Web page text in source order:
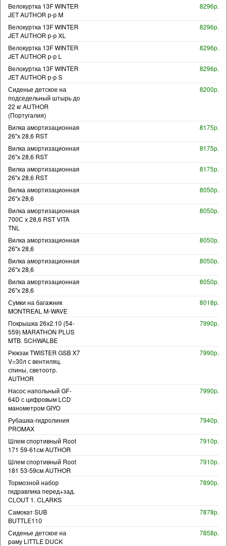
Велокуртка 13F WINTER
JET AUTHOR р-р M
8296р.
Велокуртка 13F WINTER
JET AUTHOR р-р XL
8296р.
Велокуртка 13F WINTER
JET AUTHOR р-р L
8296р.
Велокуртка 13F WINTER
JET AUTHOR р-р S
8296р.
Сиденье детское на
подседельный штырь до
22 кг AUTHOR
(Португалия)
8200р.
Вилка амортизационная
26"х 28,6 RST
8175р.
Вилка амортизационная
26"х 28,6 RST
8175р.
Вилка амортизационная
26"х 28,6 RST
8175р.
Вилка амортизационная
26"х 28,6
8050р.
Вилка амортизационная
700С х 28,6 RST VITA
TNL
8050р.
Вилка амортизационная
26"х 28,6
8050р.
Вилка амортизационная
26"х 28,6
8050р.
Вилка амортизационная
26"х 28,6
8050р.
Сумки на багажник
MONTREAL M-WAVE
8018р.
Покрышка 26x2.10 (54-
559) MARATHON PLUS
MTB. SCHWALBE
7990р.
Рюкзак TWISTER GSB X7
V=30л с вентиляц.
спины, светоотр.
AUTHOR
7990р.
Насос напольный GF-
64D с цифровым LCD
манометром GIYO
7990р.
Рубашка-гидролиния
PROMAX
7940р.
Шлем спортивный Root
171 59-61см AUTHOR
7910р.
Шлем спортивный Root
181 53-59см AUTHOR
7910р.
Тормозной набор
гидравлика перед+зад.
CLOUT 1. CLARKS
7890р.
Самокат SUB
BUTTLE110
7878р.
Сиденье детское на
раму LITTLE DUCK
7858р.